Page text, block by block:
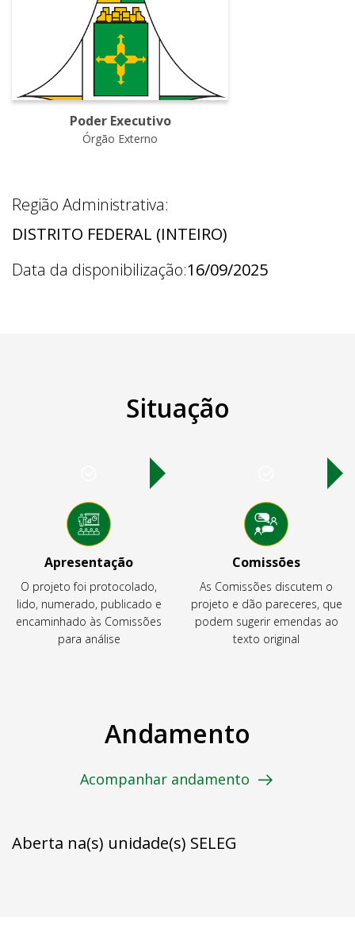
Poder Executivo
Órgão Externo
Região Administrativa:
DISTRITO FEDERAL (INTEIRO)
Data da disponibilização:16/09/2025
Situação
Apresentação
O projeto foi protocolado,
lido, numerado, publicado e
encaminhado às Comissões
para análise
Comissões
As Comissões discutem o
projeto e dão pareceres, que
podem sugerir emendas ao
texto original
Andamento
Acompanhar andamento
Aberta na(s) unidade(s) SELEG